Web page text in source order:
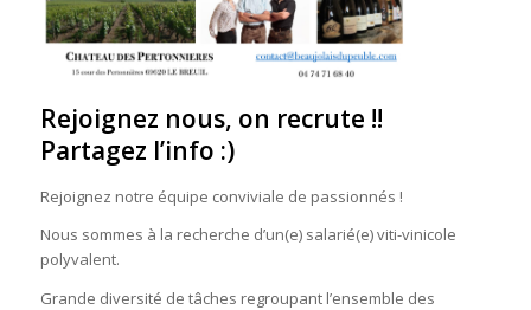
Rejoignez nous, on recrute !!
Partagez l’info :)
Rejoignez notre équipe conviviale de passionnés !
Nous sommes à la recherche d’un(e) salarié(e) viti-vinicole
polyvalent.
Grande diversité de tâches regroupant l’ensemble des